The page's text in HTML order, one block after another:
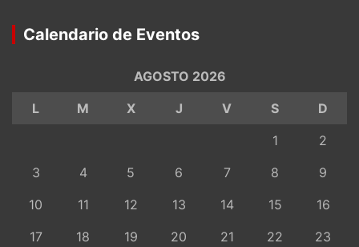
Calendario de Eventos
AGOSTO 2026
L
M X J V S
D
1
2
3
4 5 6 7 8
9
10
11 12 13 14 15
16
17
18 19 20 21 22
23